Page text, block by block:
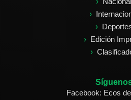
Edición
Facebook: Ecos